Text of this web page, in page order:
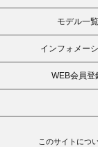
モデル一覧
インフォメー
WEB会員登
このサイトにつ